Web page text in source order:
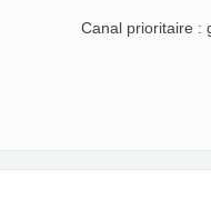
Canal prioritaire :